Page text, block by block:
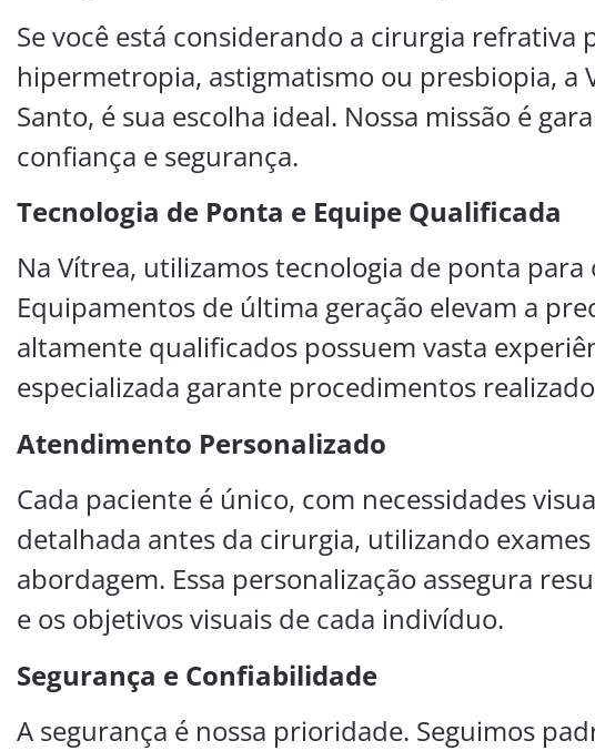
Se você está considerando a cirurgia
hipermetropia, astigmatismo ou presbiopia, a
Santo, é sua escolha ideal. Nossa missão é
confiança e segurança.
Tecnologia de Ponta e Equipe Qualificada
Na Vítrea, utilizamos tecnologia de ponta
Equipamentos de última geração elevam a
altamente qualificados possuem vasta
especializada garante procedimentos
Atendimento Personalizado
Cada paciente é único, com necessidades
detalhada antes da cirurgia, utilizando
abordagem. Essa personalização assegura
e os objetivos visuais de cada indivíduo.
Segurança e Confiabilidade
A segurança é nossa prioridade. Seguimos